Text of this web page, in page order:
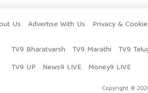
Us Advertise With Us Privacy &
TV9 Bharatvarsh TV9 Marathi TV9
TV9 UP
News9 LIVE Money9 LIVE
Copyright ©